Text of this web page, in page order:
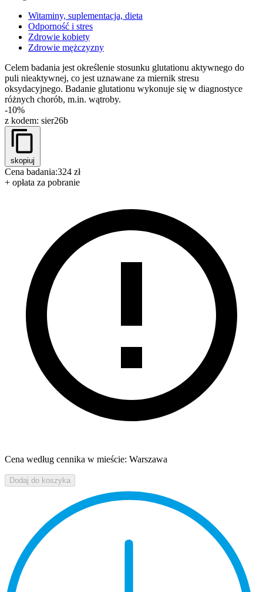
Witaminy, suplementacja, dieta
Odporność i stres
Zdrowie kobiety
Zdrowie mężczyzny
Celem badania jest określenie stosunku glutationu aktywnego do
puli nieaktywnej, co jest uznawane za miernik stresu
oksydacyjnego. Badanie glutationu wykonuje się w diagnostyce
różnych chorób, m.in. wątroby.
-10%
z kodem: sier26b
skopiuj
Cena badania:324 zł
+ opłata za pobranie
Cena według cennika w mieście: Warszawa
Dodaj do koszyka